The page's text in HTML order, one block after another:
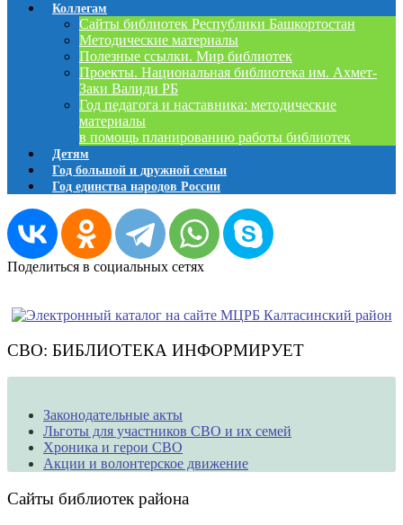
Коллегам
Сайты библиотек Республики Башкортостан
Методические материалы
Полезные ссылки. Мир библиотек
Проекты. Национальная библиотека им. Ахмет-
Заки Валиди РБ
Год педагога и наставника: методические
материалы
в помощь планированию работы библиотек
Детям
Год большой и дружной семьи
Год единства народов России
Поделиться в социальных сетях
СВО: БИБЛИОТЕКА ИНФОРМИРУЕТ
Законодательные акты
Льготы для участников СВО и их семей
Хроника и герои СВО
Акции и волонтерское движение
Сайты библиотек района